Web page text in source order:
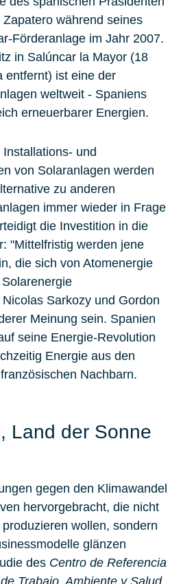
während seines
Förderanlage im Jahr 2007.
in Salúncar la Mayor (18
entfernt) ist eine der
weltweit - Spaniens
erneuerbarer Energien.
und
von Solaranlagen werden
zu anderen
immer wieder in Frage
die Investition in die
"Mittelfristig werden jene
die sich von Atomenergie
Sarkozy und Gordon
Meinung sein. Spanien
seine Energie-Revolution
Energie aus den
Nachbarn.
Land der Sonne
gegen den Klimawandel
hervorgebracht, die nicht
wollen, sondern
glänzen
des Centro de Referencia